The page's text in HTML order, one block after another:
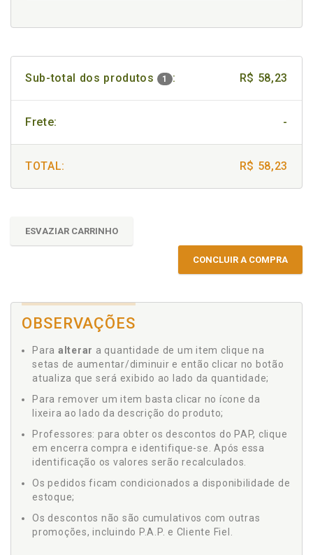
Sub-total dos produtos 1 : R$ 58,23
Frete: -
TOTAL: R$ 58,23
ESVAZIAR CARRINHO
CONCLUIR A COMPRA
OBSERVAÇÕES
Para alterar a quantidade de um item clique na
setas de aumentar/diminuir e então clicar no botão
atualiza que será exibido ao lado da quantidade;
Para remover um item basta clicar no ícone da
lixeira ao lado da descrição do produto;
Professores: para obter os descontos do PAP, clique
em encerra compra e identifique-se. Após essa
identificação os valores serão recalculados.
Os pedidos ficam condicionados a disponibilidade de
estoque;
Os descontos não são cumulativos com outras
promoções, incluindo P.A.P. e Cliente Fiel.